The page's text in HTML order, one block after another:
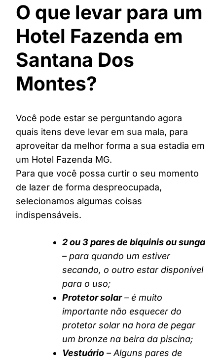
O que levar para um
Hotel Fazenda em
Santana Dos
Montes?
Você pode estar se perguntando agora
quais itens deve levar em sua mala, para
aproveitar da melhor forma a sua estadia em
um Hotel Fazenda MG.
Para que você possa curtir o seu momento
de lazer de forma despreocupada,
selecionamos algumas coisas
indispensáveis.
2 ou 3 pares de biquinis ou sunga
– para quando um estiver
secando, o outro estar disponível
para o uso;
Protetor solar– é muito
importante não esquecer do
protetor solar na hora de pegar
um bronze na beira da piscina;
Vestuário – Alguns pares de